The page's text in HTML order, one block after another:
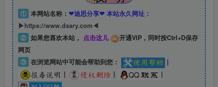
① 本网站名称： ❤迪思分享❤ 本站永久网址：
▶https://www.dsary.com◀
② 如果您喜欢本站， 点击这儿
开通VIP，同时按Ctrl+D保存
网页
③ 在浏览网站中可能会帮助到您：
|
|
| |